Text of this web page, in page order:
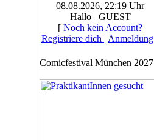
08.08.2026, 22:19 Uhr
Hallo _GUEST
[ Noch kein Account?
Registriere dich | Anmeldung
Comicfestival München 2027